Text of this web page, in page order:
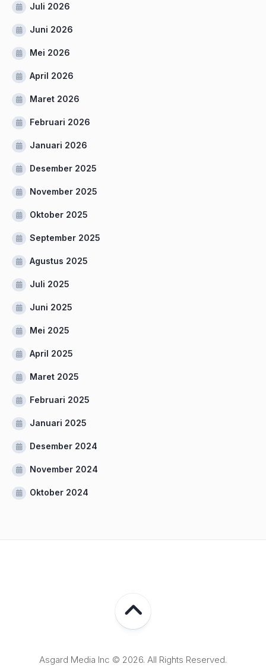
Juli 2026
Juni 2026
Mei 2026
April 2026
Maret 2026
Februari 2026
Januari 2026
Desember 2025
November 2025
Oktober 2025
September 2025
Agustus 2025
Juli 2025
Juni 2025
Mei 2025
April 2025
Maret 2025
Februari 2025
Januari 2025
Desember 2024
November 2024
Oktober 2024
Asgard Media Inc © 2026. All Rights Reserved.